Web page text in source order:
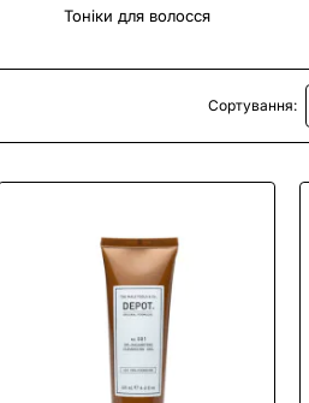
Тоніки для волосся
Сортування: